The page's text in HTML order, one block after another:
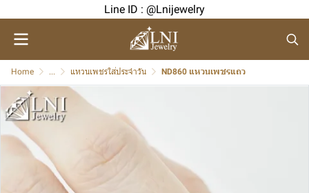
Line ID : @Lnijewelry
Home ... แหวนเพชรใส่ประจำวัน ND860 แหวนเพชรแถว